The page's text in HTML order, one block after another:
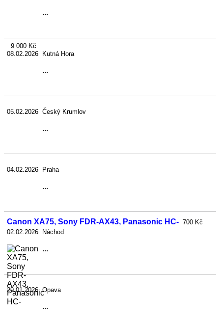
...
9 000 Kč
08.02.2026 Kutná Hora
...
05.02.2026 Český Krumlov
...
04.02.2026 Praha
...
Canon XA75, Sony FDR-AX43, Panasonic HC- 700 Kč
02.02.2026 Náchod
...
29.01.2026 Opava
...